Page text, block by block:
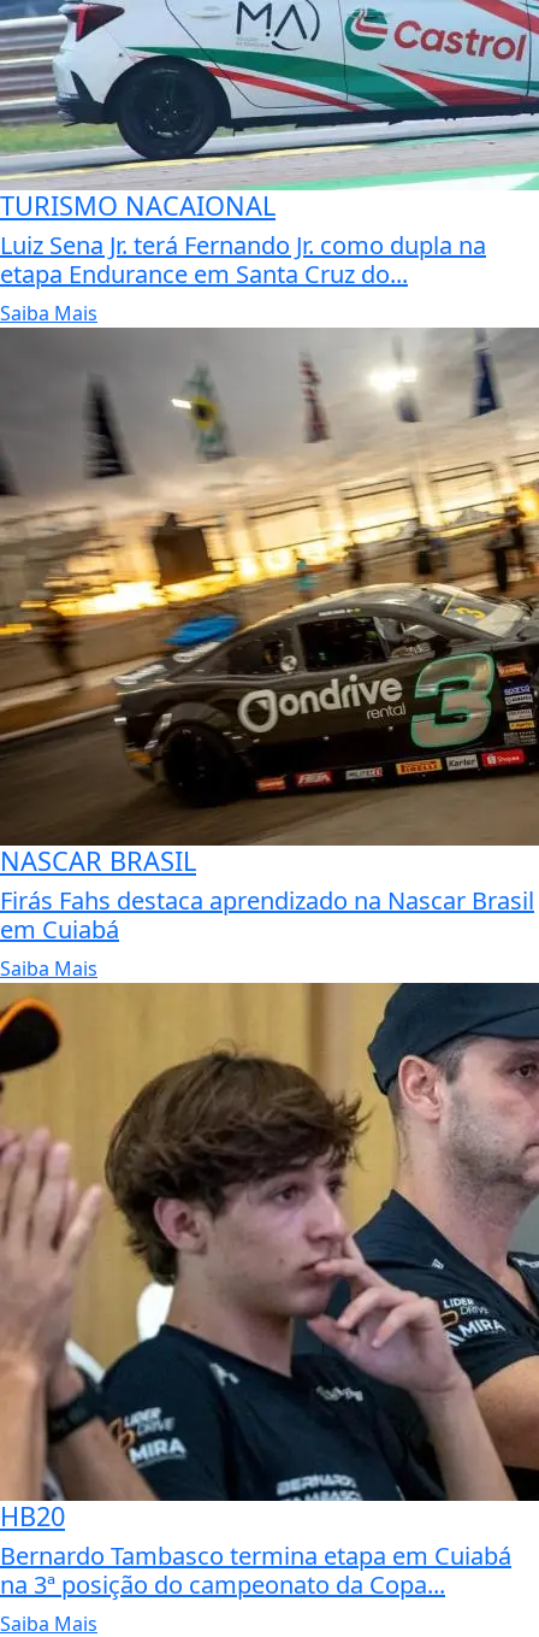
TURISMO NACAIONAL
Luiz Sena Jr. terá Fernando Jr. como dupla na
etapa Endurance em Santa Cruz do...
Saiba Mais
NASCAR BRASIL
Firás Fahs destaca aprendizado na Nascar Brasil
em Cuiabá
Saiba Mais
HB20
Bernardo Tambasco termina etapa em Cuiabá
na 3ª posição do campeonato da Copa...
Saiba Mais